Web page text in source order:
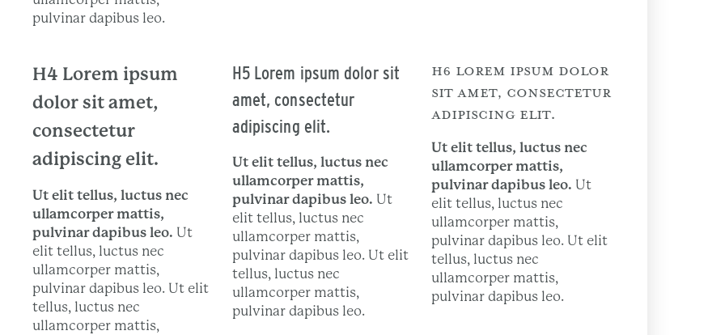
pulvinar dapibus leo.
H4 Lorem ipsum
dolor sit amet,
consectetur
adipiscing elit.
Ut elit tellus, luctus nec
ullamcorper mattis,
pulvinar dapibus leo. Ut
elit tellus, luctus nec
ullamcorper mattis,
pulvinar dapibus leo. Ut elit
tellus, luctus nec
ullamcorper mattis,
H5 Lorem ipsum dolor sit
amet, consectetur
adipiscing elit.
Ut elit tellus, luctus nec
ullamcorper mattis,
pulvinar dapibus leo. Ut
elit tellus, luctus nec
ullamcorper mattis,
pulvinar dapibus leo. Ut elit
tellus, luctus nec
ullamcorper mattis,
pulvinar dapibus leo.
H6 LOREM IPSUM DOLOR
SIT AMET, CONSECTETUR
ADIPISCING ELIT.
Ut elit tellus, luctus nec
ullamcorper mattis,
pulvinar dapibus leo. Ut
elit tellus, luctus nec
ullamcorper mattis,
pulvinar dapibus leo. Ut elit
tellus, luctus nec
ullamcorper mattis,
pulvinar dapibus leo.